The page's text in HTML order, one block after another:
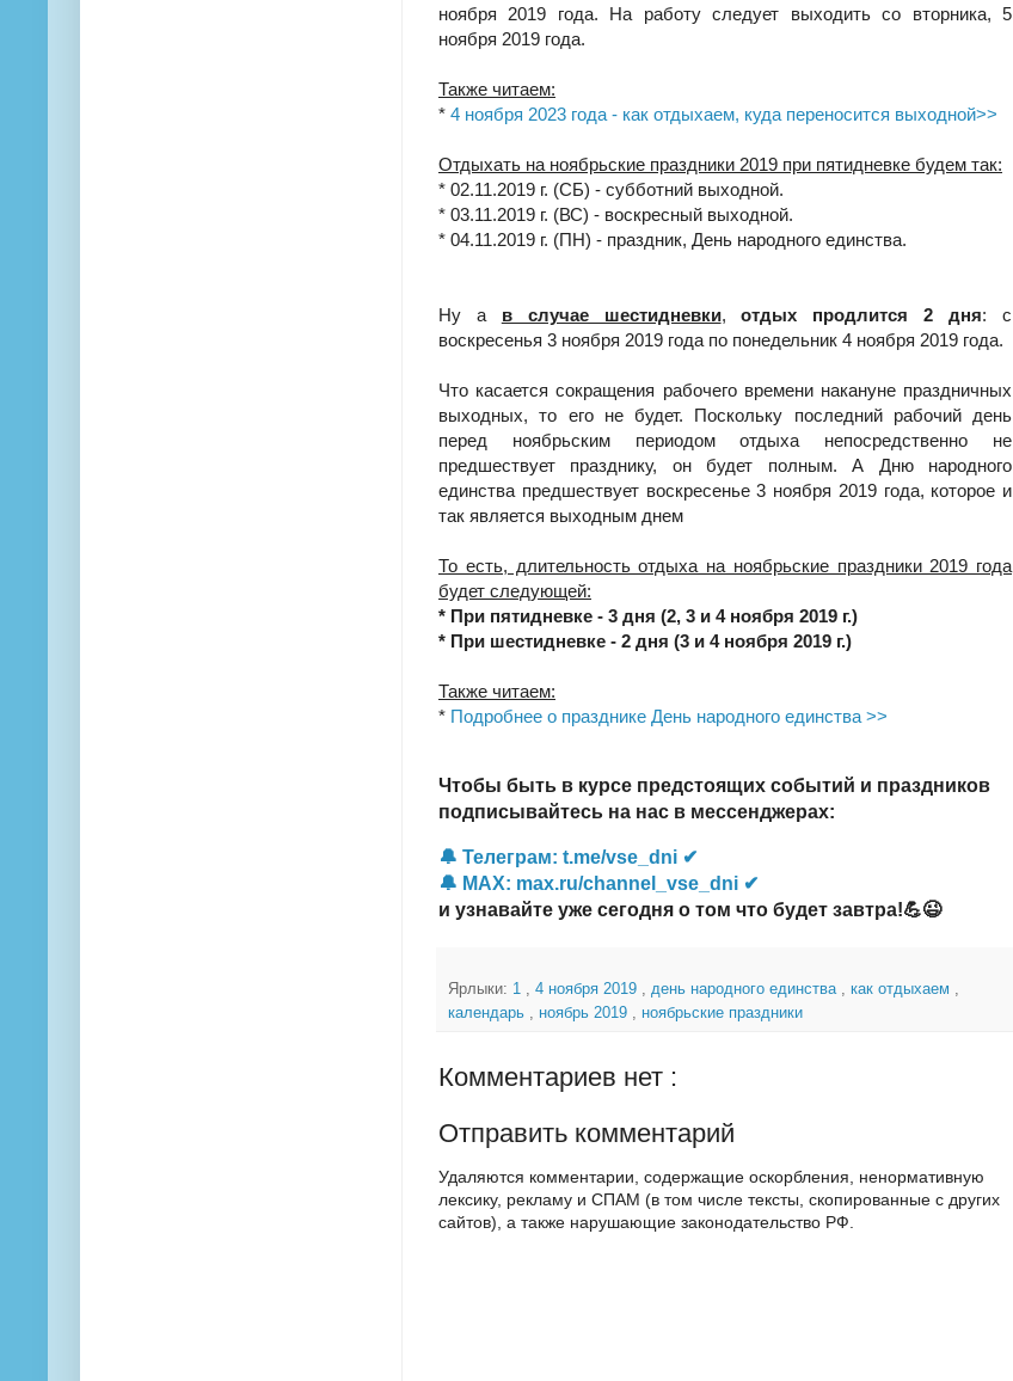
ноября 2019 года. На работу следует выходить со вторника, 5
ноября 2019 года.
Также читаем:
* 4 ноября 2023 года - как отдыхаем, куда переносится выходной>>
Отдыхать на ноябрьские праздники 2019 при пятидневке будем так:
* 02.11.2019 г. (СБ) - субботний выходной.
* 03.11.2019 г. (ВС) - воскресный выходной.
* 04.11.2019 г. (ПН) - праздник, День народного единства.
Ну а в случае шестидневки,отдых продлится 2 дня: с
воскресенья 3 ноября 2019 года по понедельник 4 ноября 2019 года.
Что касается сокращения рабочего времени накануне праздничных
выходных, то его не будет. Поскольку последний рабочий день
перед ноябрьским периодом отдыха непосредственно не
предшествует празднику, он будет полным. А Дню народного
единства предшествует воскресенье 3 ноября 2019 года, которое и
так является выходным днем
То есть, длительность отдыха на ноябрьские праздники 2019 года
будет следующей:
* При пятидневке - 3 дня (2, 3 и 4 ноября 2019 г.)
* При шестидневке - 2 дня (3 и 4 ноября 2019 г.)
Также читаем:
* Подробнее о празднике День народного единства >>
Чтобы быть в курсе предстоящих событий и праздников
подписывайтесь на нас в мессенджерах:
🔔 Телеграм: t.me/vse_dni ✔
🔔 MAX: max.ru/channel_vse_dni ✔
и узнавайте уже сегодня о том что будет завтра!💪😉
Ярлыки: 1 4 ноября 2019 день народного единства как отдыхаем
календарь
ноябрь 2019 ноябрьские праздники
Комментариев нет :
Отправить комментарий
Удаляются комментарии, содержащие оскорбления, ненормативную
лексику, рекламу и СПАМ (в том числе тексты, скопированные с других
сайтов), а также нарушающие законодательство РФ.